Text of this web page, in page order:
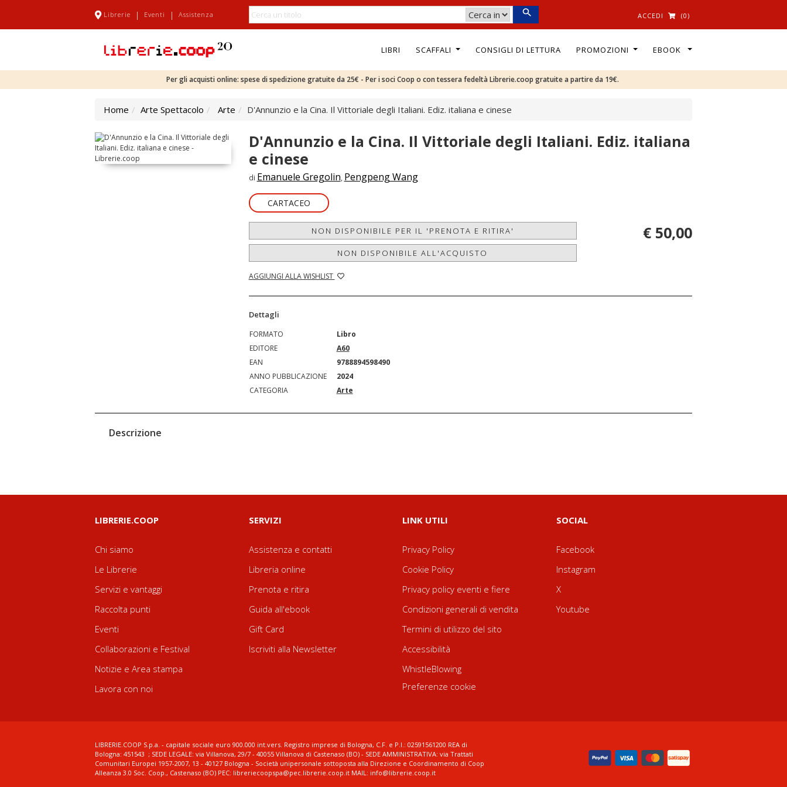
Librerie | Eventi | Assistenza ACCEDI (0)
LIBRI SCAFFALI CONSIGLI DI LETTURA PROMOZIONI EBOOK
Per gli acquisti online: spese di spedizione gratuite da 25€ - Per i soci Coop o con tessera fedeltà Librerie.coop gratuite a partire da 19€.
Home Arte Spettacolo Arte D'Annunzio e la Cina. Il Vittoriale degli Italiani. Ediz. italiana e cinese
D'Annunzio e la Cina. Il Vittoriale degli Italiani. Ediz. italiana
e cinese
di Emanuele Gregolin, Pengpeng Wang
CARTACEO
NON DISPONIBILE PER IL 'PRENOTA E RITIRA'
NON DISPONIBILE ALL'ACQUISTO
AGGIUNGI ALLA WISHLIST
€ 50,00
Dettagli
FORMATO
Libro
EDITORE
A60
EAN
9788894598490
ANNO PUBBLICAZIONE
2024
CATEGORIA
Arte
Descrizione
LIBRERIE.COOP
Chi siamo
Le Librerie
Servizi e vantaggi
Raccolta punti
Eventi
Collaborazioni e Festival
Notizie e Area stampa
Lavora con noi
SERVIZI
Assistenza e contatti
Libreria online
Prenota e ritira
Guida all'ebook
Gift Card
Iscriviti alla Newsletter
LINK UTILI
Privacy Policy
Cookie Policy
Privacy policy eventi e fiere
Condizioni generali di vendita
Termini di utilizzo del sito
Accessibilità
WhistleBlowing
Preferenze cookie
SOCIAL
Facebook
Instagram
X
Youtube
LIBRERIE.COOP S.p.a. - capitale sociale euro 900.000 int.vers. Registro imprese di Bologna, C.F. e P.I.: 02591561200 REA di
Bologna: 451543 ; SEDE LEGALE: via Villanova, 29/7 - 40055 Villanova di Castenaso (BO) - SEDE AMMINISTRATIVA: via Trattati
Comunitari Europei 1957-2007, 13 - 40127 Bologna - Società unipersonale sottoposta alla Direzione e Coordinamento di Coop
Alleanza 3.0 Soc. Coop., Castenaso (BO) PEC: libreriecoopspa@pec.librerie.coop.it MAIL: info@librerie.coop.it